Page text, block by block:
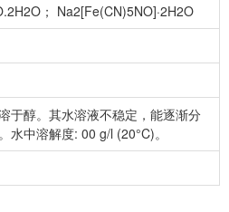
； Na2[Fe(CN)5NO]·2H2O
于醇。其水溶液不稳定，能逐渐分
水中溶解度: 00 g/l (20°C)。